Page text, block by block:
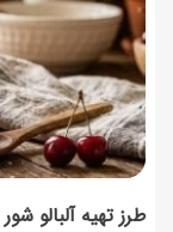
طرز تهیه آلبالو